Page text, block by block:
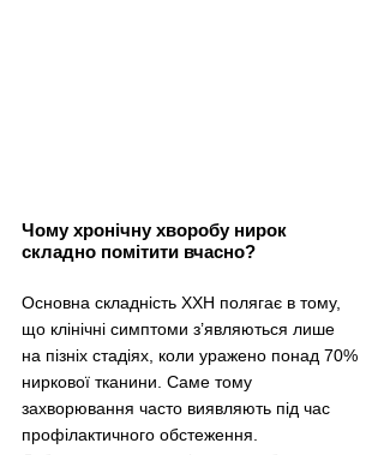
Чому хронічну хворобу нирок
складно помітити вчасно?
Основна складність ХХН полягає в тому,
що клінічні симптоми з’являються лише
на пізніх стадіях, коли уражено понад 70%
ниркової тканини. Саме тому
захворювання часто виявляють під час
профілактичного обстеження.